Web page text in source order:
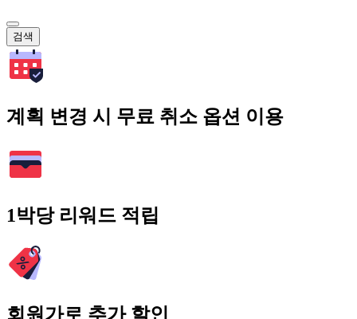
검색
계획 변경 시 무료 취소 옵션 이용
1박당 리워드 적립
회원가로 추가 할인